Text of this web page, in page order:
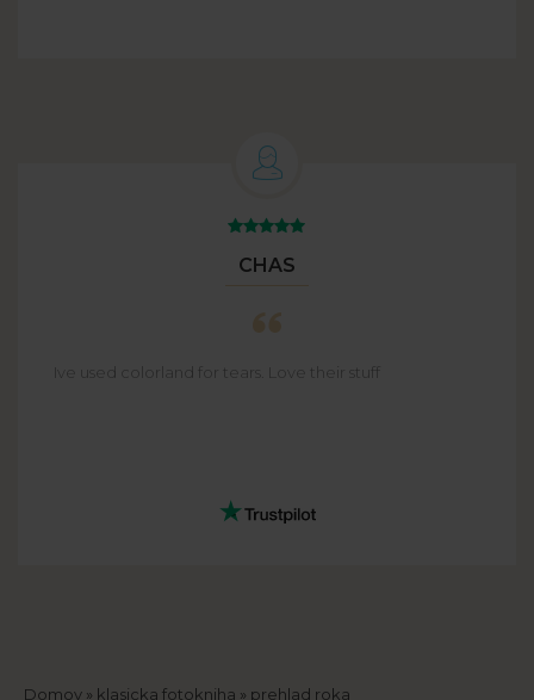
CHAS
Ive used colorland for tears. Love their stuff
Domov klasicka fotokniha prehlad roka